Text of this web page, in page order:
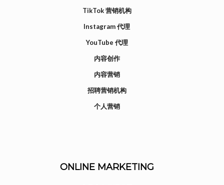
TikTok 营销机构
Instagram 代理
YouTube 代理
内容创作
内容营销
招聘营销机构
个人营销
ONLINE MARKETING